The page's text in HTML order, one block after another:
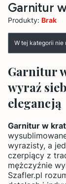
Garnitur
Produkty: Brak
Lista
W tej kategorii
Garnitur
wyraź
elegancją
Garnitur w
wyrazisty, a
czerpiący z
mężczyźnie
Szafler.pl